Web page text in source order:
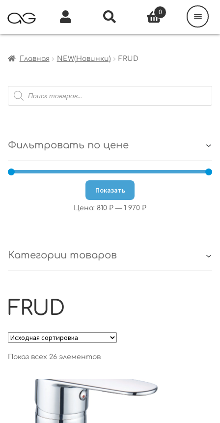
Главная NEW(Новинки) FRUD
Поиск
товаров
Фильтровать по цене
Показать
Цена: 810 ₽ — 1 970 ₽
Категории товаров
FRUD
Показ всех 26 элементов
0